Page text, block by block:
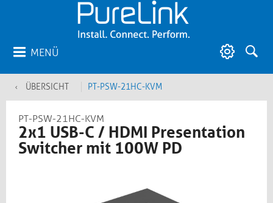
MENÜ
ÜBERSICHT PT-PSW-21HC-KVM
PT-PSW-21HC-KVM
2x1 USB-C / HDMI Presentation
Switcher mit 100W PD